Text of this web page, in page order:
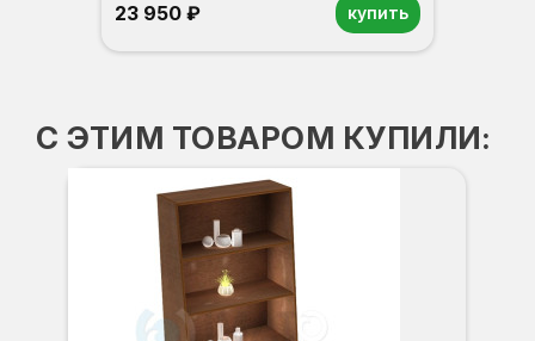
23 950 ₽ купить
С ЭТИМ ТОВАРОМ КУПИЛИ: